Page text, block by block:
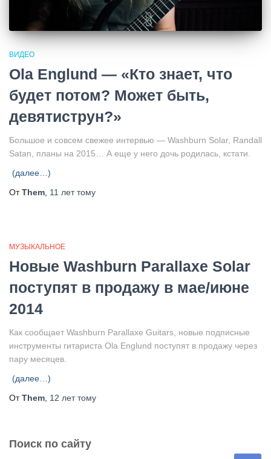
ВИДЕО
Ola Englund — «Кто знает, что
будет потом? Может быть,
девятиструн?»
Большое и совсем свежее интервью — Washburn Solar, Randall
Satan, планы на 2015… А еще у него дочь родилась, кстати.
(далее…)
ОтThem 11 леттому
МУЗЫКАЛЬНОЕ
Новые Washburn Parallaxe Solar
поступят в продажу в мае/июне
2014
Как сообщает Washburn Parallaxe Guitars, новые подписные
инструменты гитариста Ola Englund поступят в продажу через
пару месяцев.
(далее…)
ОтThem 12 леттому
Поиск по сайту